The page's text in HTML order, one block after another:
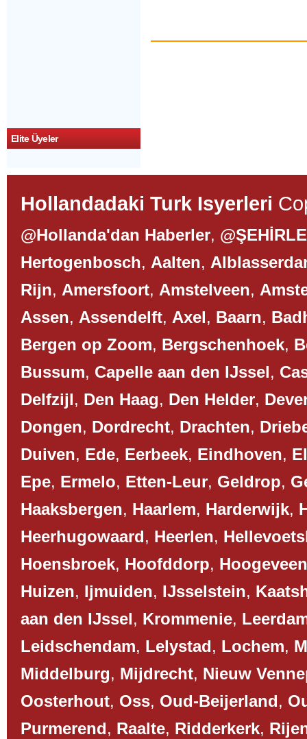
Elite Üyeler
Hollandadaki Turk Isyerleri
@Hollanda'dan Haberler,
Hertogenbosch, Aalten,
Rijn, Amersfoort, Amstelveen,
Assen, Assendelft, Axel, Baarn,
Bergen op Zoom, Bergschenhoek,
Bussum, Capelle aan den IJssel,
Delfzijl, Den Haag, Den Helder,
Dongen, Dordrecht, Drachten,
Duiven, Ede, Eerbeek, Eindhoven,
Epe, Ermelo, Etten-Leur, Geldrop,
Haaksbergen, Haarlem, Harderwijk,
Heerhugowaard, Heerlen,
Hoensbroek, Hoofddorp, Hoogeveen
Huizen, Ijmuiden, IJsselstein,
aan den IJssel, Krommenie,
Leidschendam, Lelystad, Lochem,
Middelburg, Mijdrecht, Nieuw
Oosterhout, Oss, Oud-Beijerland,
Purmerend, Raalte, Ridderkerk,